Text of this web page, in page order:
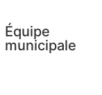
Équipe
municipale​